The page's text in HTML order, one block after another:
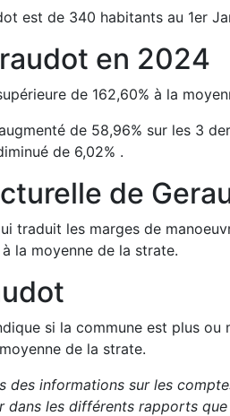
est de 340 habitants au 1er
en 2024
de 162,60% à la
de 58,96% sur les 3
de 6,02% .
de
traduit les marges de
à la moyenne de la strate.
si la commune est plus
de la strate.
des informations sur les
dans les différents rapports